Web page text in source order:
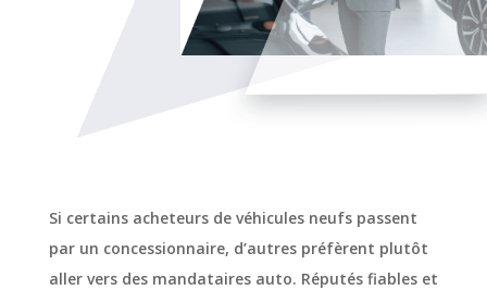
Si certains acheteurs de véhicules neufs passent
par un concessionnaire, d’autres préfèrent plutôt
aller vers des mandataires auto. Réputés fiables et